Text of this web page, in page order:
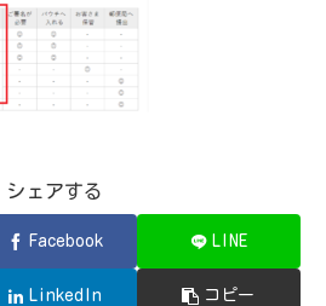
シェアする
Facebook LINE
LinkedIn コピー